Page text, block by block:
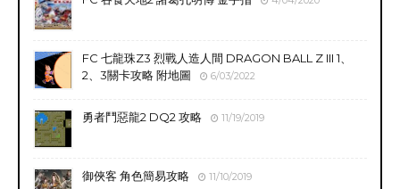
FC 七龍珠Z3 烈戰人造人間 DRAGON BALL Z III 1、
2、3關卡攻略 附地圖
6/03/2022
勇者鬥惡龍2 DQ2 攻略 11/19/2019
御俠客 角色簡易攻略 11/10/2019